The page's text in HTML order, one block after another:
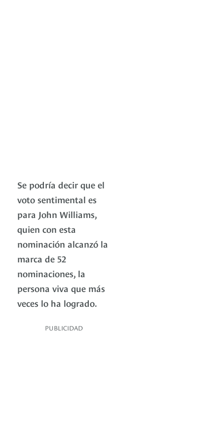
Se podría decir que el
voto sentimental es
para John Williams,
quien con esta
nominación alcanzó la
marca de 52
nominaciones, la
persona viva que más
veces lo ha logrado.
PUBLICIDAD